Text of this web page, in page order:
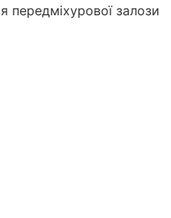
передміхурової залози